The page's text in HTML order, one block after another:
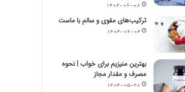
۱۴۰۴-۰۶-۰۸
ترکیب‌های مقوی و سالم با ماست
۱۴۰۴-۰۶-۰۴
بهترین منیزیم برای خواب | نحوه
مصرف و مقدار مجاز
۱۴۰۴-۰۵-۲۸